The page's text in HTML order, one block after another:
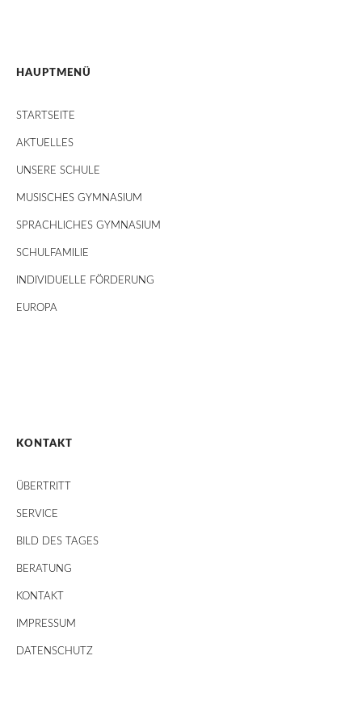
HAUPTMENÜ
STARTSEITE
AKTUELLES
UNSERE SCHULE
MUSISCHES GYMNASIUM
SPRACHLICHES GYMNASIUM
SCHULFAMILIE
INDIVIDUELLE FÖRDERUNG
EUROPA
KONTAKT
ÜBERTRITT
SERVICE
BILD DES TAGES
BERATUNG
KONTAKT
IMPRESSUM
DATENSCHUTZ